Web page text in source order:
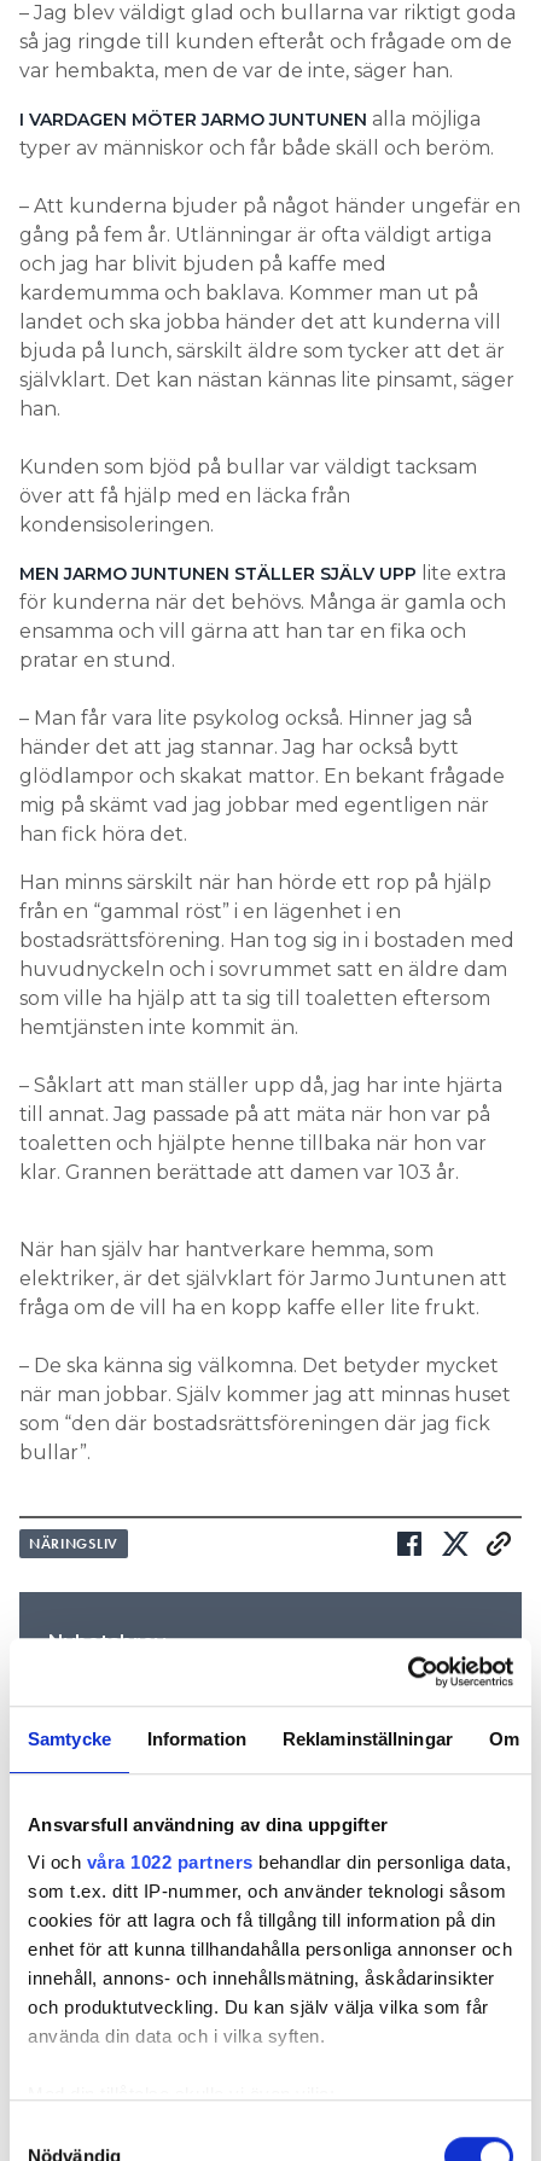
Samtycke Information Reklaminställningar Om
Ansvarsfull användning av dina uppgifter
Vi och våra 1022 partners behandlar din personliga data,
som t.ex. ditt IP-nummer, och använder teknologi såsom
cookies för att lagra och få tillgång till information på din
enhet för att kunna tillhandahålla personliga annonser och
innehåll, annons- och innehållsmätning, åskådarinsikter
och produktutveckling. Du kan själv välja vilka som får
använda din data och i vilka syften.
som kan ha en noggrannhet på upp till flera meter
Nödvändig
– Jag blev väldigt glad och bullarna var riktigt goda
så jag ringde till kunden efteråt och frågade om de
var hembakta, men de var de inte, säger han.
I VARDAGEN MÖTER JARMO JUNTUNEN alla möjliga
typer av människor och får både skäll och beröm.
– Att kunderna bjuder på något händer ungefär en
gång på fem år. Utlänningar är ofta väldigt artiga
och jag har blivit bjuden på kaffe med
kardemumma och baklava. Kommer man ut på
landet och ska jobba händer det att kunderna vill
bjuda på lunch, särskilt äldre som tycker att det är
självklart. Det kan nästan kännas lite pinsamt, säger
han.
Kunden som bjöd på bullar var väldigt tacksam
över att få hjälp med en läcka från
kondensisoleringen.
MEN JARMO JUNTUNEN STÄLLER SJÄLV UPP lite extra
för kunderna när det behövs. Många är gamla och
ensamma och vill gärna att han tar en fika och
pratar en stund.
– Man får vara lite psykolog också. Hinner jag så
händer det att jag stannar. Jag har också bytt
glödlampor och skakat mattor. En bekant frågade
mig på skämt vad jag jobbar med egentligen när
han fick höra det.
Han minns särskilt när han hörde ett rop på hjälp
från en “gammal röst” i en lägenhet i en
bostadsrättsförening. Han tog sig in i bostaden med
huvudnyckeln och i sovrummet satt en äldre dam
som ville ha hjälp att ta sig till toaletten eftersom
hemtjänsten inte kommit än.
– Såklart att man ställer upp då, jag har inte hjärta
till annat. Jag passade på att mäta när hon var på
toaletten och hjälpte henne tillbaka när hon var
klar. Grannen berättade att damen var 103 år.
När han själv har hantverkare hemma, som
elektriker, är det självklart för Jarmo Juntunen att
fråga om de vill ha en kopp kaffe eller lite frukt.
– De ska känna sig välkomna. Det betyder mycket
när man jobbar. Själv kommer jag att minnas huset
som “den där bostadsrättsföreningen där jag fick
bullar”.
NÄRINGSLIV
Nyhetsbrev
Prenumerera på vårt nyhetsbrev och få nyheter, tips
REKOMMENDERADE ARTIKLAR